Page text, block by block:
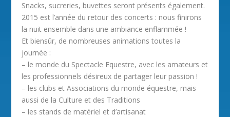
Snacks, sucreries, buvettes seront présents également.
2015 est l’année du retour des concerts : nous finirons
la nuit ensemble dans une ambiance enflammée !
Et biensûr, de nombreuses animations toutes la
journée :
– le monde du Spectacle Equestre, avec les amateurs et
les professionnels désireux de partager leur passion !
– les clubs et Associations du monde équestre, mais
aussi de la Culture et des Traditions
– les stands de matériel et d’artisanat